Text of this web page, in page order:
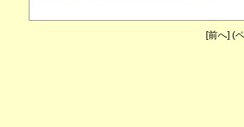
[前へ] (